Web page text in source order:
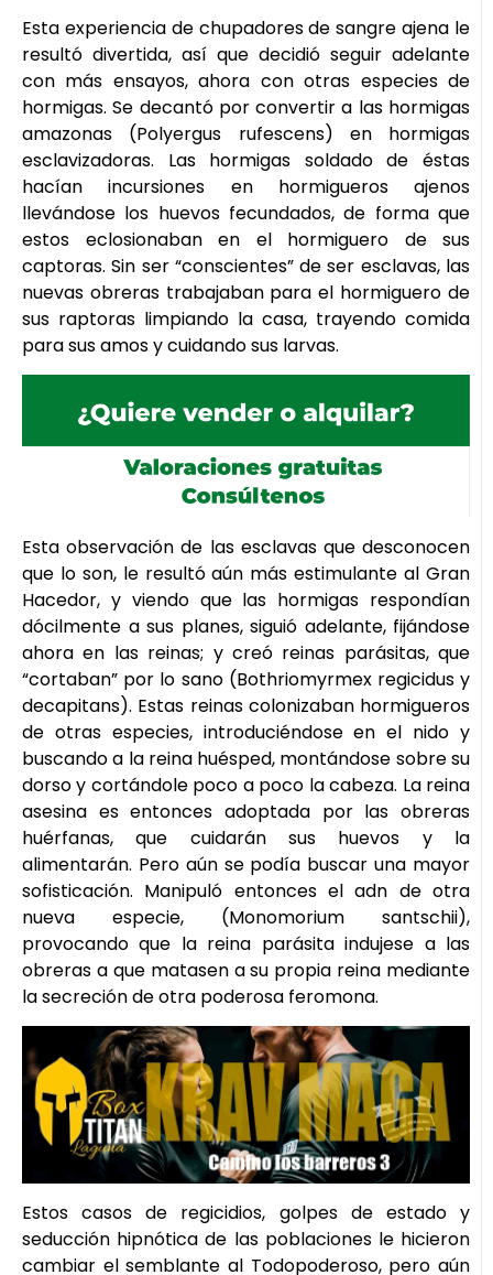
Esta experiencia de chupadores de sangre ajena le
resultó divertida, así que decidió seguir adelante
con más ensayos, ahora con otras especies de
hormigas. Se decantó por convertir a las hormigas
amazonas (Polyergus rufescens) en hormigas
esclavizadoras. Las hormigas soldado de éstas
hacían incursiones en hormigueros ajenos
llevándose los huevos fecundados, de forma que
estos eclosionaban en el hormiguero de sus
captoras. Sin ser “conscientes” de ser esclavas, las
nuevas obreras trabajaban para el hormiguero de
sus raptoras limpiando la casa, trayendo comida
para sus amos y cuidando sus larvas.
Esta observación de las esclavas que desconocen
que lo son, le resultó aún más estimulante al Gran
Hacedor, y viendo que las hormigas respondían
dócilmente a sus planes, siguió adelante, fijándose
ahora en las reinas; y creó reinas parásitas, que
“cortaban” por lo sano (Bothriomyrmex regicidus y
decapitans). Estas reinas colonizaban hormigueros
de otras especies, introduciéndose en el nido y
buscando a la reina huésped, montándose sobre su
dorso y cortándole poco a poco la cabeza. La reina
asesina es entonces adoptada por las obreras
huérfanas, que cuidarán sus huevos y la
alimentarán. Pero aún se podía buscar una mayor
sofisticación. Manipuló entonces el adn de otra
nueva especie, (Monomorium santschii),
provocando que la reina parásita indujese a las
obreras a que matasen a su propia reina mediante
la secreción de otra poderosa feromona.
Estos casos de regicidios, golpes de estado y
seducción hipnótica de las poblaciones le hicieron
cambiar el semblante al Todopoderoso, pero aún